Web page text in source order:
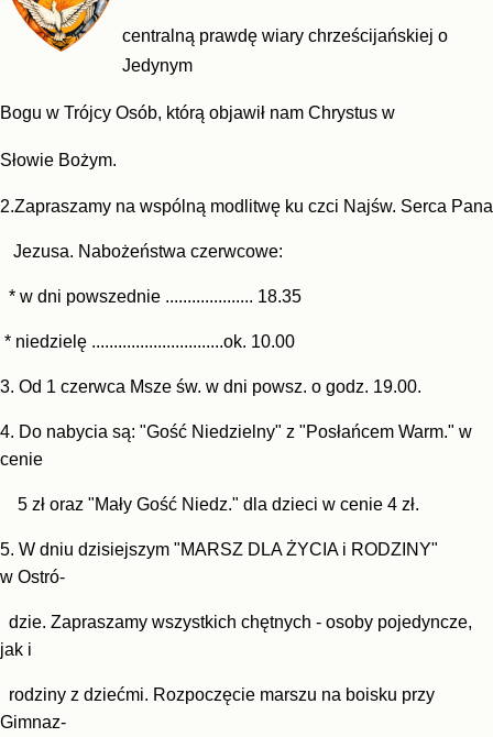
centralną prawdę wiary chrześcijańskiej o
Jedynym
Bogu w Trójcy Osób, którą objawił nam Chrystus w
Słowie Bożym.
2.Zapraszamy na wspólną modlitwę ku czci Najśw. Serca Pana
Jezusa. Nabożeństwa czerwcowe:
* w dni powszednie .................... 18.35
* niedzielę ..............................ok. 10.00
3. Od 1 czerwca Msze św. w dni powsz. o godz. 19.00.
4. Do nabycia są: "Gość Niedzielny" z "Posłańcem Warm." w
cenie
5 zł oraz "Mały Gość Niedz." dla dzieci w cenie 4 zł.
5. W dniu dzisiejszym "MARSZ DLA ŻYCIA i RODZINY"
w Ostró-
dzie. Zapraszamy wszystkich chętnych - osoby pojedyncze,
jak i
rodziny z dziećmi. Rozpoczęcie marszu na boisku przy
Gimnaz-